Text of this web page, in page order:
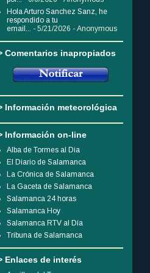
Hola Arturo Sanchez Sanz, he
respondido a tu
email... - 5/21/2026 - Anonymous
Comentarios inapropiados
Información meteorológica
Información on-line
Alba de Tormes al Dia
El Diario de Salamanca
La Crónica de Salamanca
La Gaceta de Salamanca
Salamanca 24 horas
Salamanca Hoy
Salamanca RTV al Día
Tribuna de Salamanca
Enlaces de interés